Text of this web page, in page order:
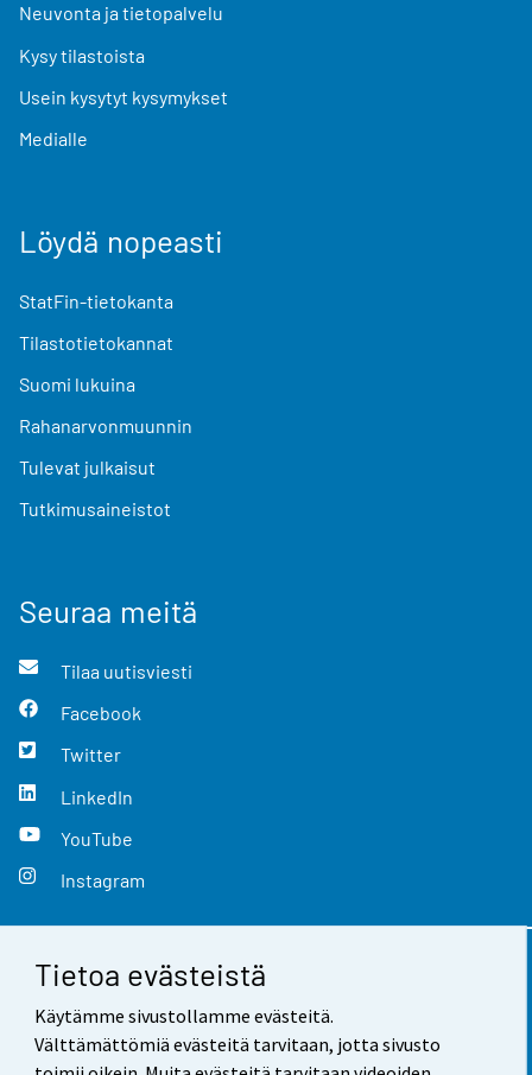
Tietoa evästeistä
Käytämme sivustollamme evästeitä.
Välttämättömiä evästeitä tarvitaan, jotta sivusto
Neuvonta ja tietopalvelu
Kysy tilastoista
Usein kysytyt kysymykset
Medialle
Löydä nopeasti
StatFin-tietokanta
Tilastotietokannat
Suomi lukuina
Rahanarvonmuunnin
Tulevat julkaisut
Tutkimusaineistot
Seuraa meitä
Tilaa uutisviesti
Facebook
Twitter
LinkedIn
YouTube
Instagram
Yhteystiedot
Palaute